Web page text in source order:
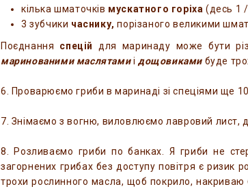
кілька шматочків мускатного горіха (десь 1
3 зубчики часнику, порізаного великими
Поєднання спецій
для маринаду може бути
маринованими маслятамиідощовиками буде
6. Проварюємо гриби в маринаді зі спеціями ще 10
7. Знімаємо з вогню, виловлюємо лавровий
8. Розливаємо гриби по банках. Я гриби не
загорнених грибах без доступу повітря є ризик
трохи рослинного масла, щоб покрило,